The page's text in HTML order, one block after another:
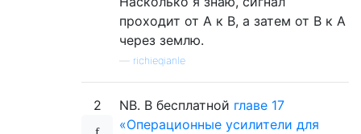
проходит от А к В, а затем от В к А
через землю.
richieqianle
2 NB. В бесплатной главе 17
«Операционные усилители для